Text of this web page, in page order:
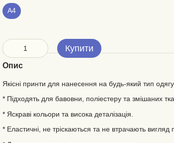
А4
Купити
Опис
Якісні принти для нанесення на будь-який тип одягу
* Підходять для бавовни, поліестеру та змішаних
* Яскраві кольори та висока деталізація.
* Еластичні, не тріскаються та не втрачають вигляд